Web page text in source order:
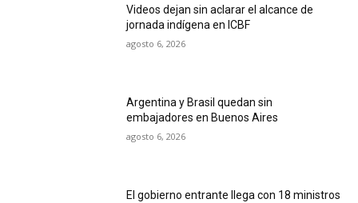
Videos dejan sin aclarar el alcance de
jornada indígena en ICBF
agosto 6, 2026
Argentina y Brasil quedan sin
embajadores en Buenos Aires
agosto 6, 2026
El gobierno entrante llega con 18 ministros